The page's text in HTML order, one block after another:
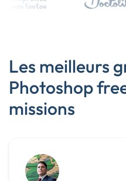
Les meilleurs
Photoshop
missions